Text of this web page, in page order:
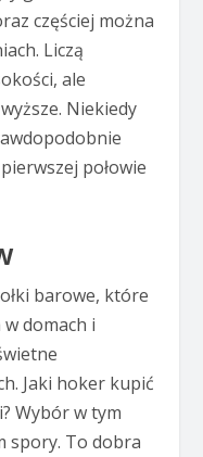
częściej można
Liczą
ale
Niekiedy
połowie
barowe, które
domach i
Jaki hoker kupić
Wybór w tym
spory. To dobra